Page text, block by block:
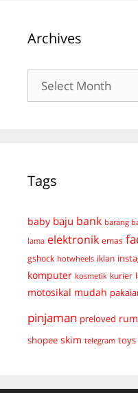
Archives
Tags
baby baju bank barang
lama elektronik emas
gshock hotwheels iklan
komputer kosmetik kurier
motosikal mudah
pinjaman preloved
shopee skim telegram toys